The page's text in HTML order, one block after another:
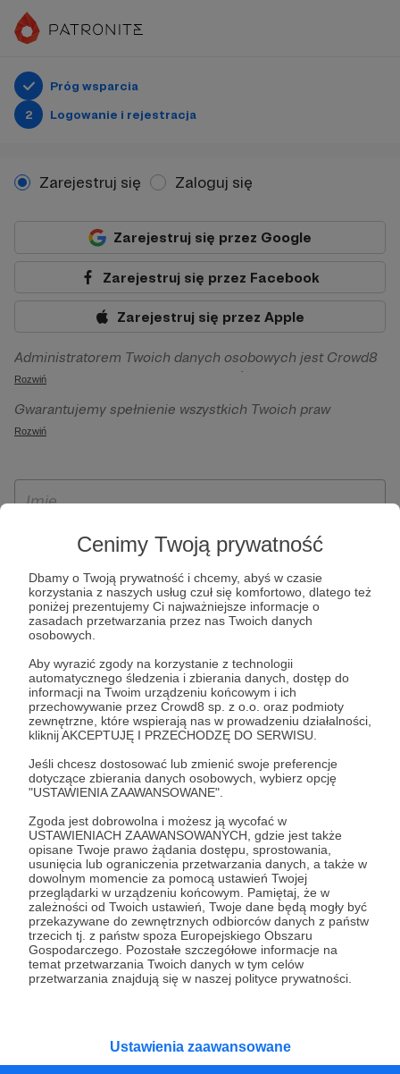
Cenimy Twoją prywatność
Dbamy o Twoją prywatność i chcemy, abyś w czasie
korzystania z naszych usług czuł się komfortowo, dlatego też
poniżej prezentujemy Ci najważniejsze informacje o
zasadach przetwarzania przez nas Twoich danych
osobowych.
Aby wyrazić zgody na korzystanie z technologii
automatycznego śledzenia i zbierania danych, dostęp do
informacji na Twoim urządzeniu końcowym i ich
przechowywanie przez Crowd8 sp. z o.o. oraz podmioty
zewnętrzne, które wspierają nas w prowadzeniu działalności,
kliknij AKCEPTUJĘ I PRZECHODZĘ DO SERWISU.
Jeśli chcesz dostosować lub zmienić swoje preferencje
dotyczące zbierania danych osobowych, wybierz opcję
"USTAWIENIA ZAAWANSOWANE".
Zgoda jest dobrowolna i możesz ją wycofać w
USTAWIENIACH ZAAWANSOWANYCH, gdzie jest także
opisane Twoje prawo żądania dostępu, sprostowania,
usunięcia lub ograniczenia przetwarzania danych, a także w
dowolnym momencie za pomocą ustawień Twojej
przeglądarki w urządzeniu końcowym. Pamiętaj, że w
zależności od Twoich ustawień, Twoje dane będą mogły być
przekazywane do zewnętrznych odbiorców danych z państw
trzecich tj. z państw spoza Europejskiego Obszaru
Gospodarczego. Pozostałe szczegółowe informacje na
temat przetwarzania Twoich danych w tym celów
przetwarzania znajdują się w naszej polityce prywatności.
Ustawienia zaawansowane
Próg wsparcia
2
Logowanie i rejestracja
Zarejestruj się Zaloguj się
Zarejestruj się przez Google
Zarejestruj się przez Facebook
Zarejestruj się przez Apple
Administratorem Twoich danych osobowych jest Crowd8
sp. z o.o. z siedziba w Warszawie, ul. Żwirki i Wigury 16, 02-
092 Warszawa. Twoje dane osobowe będą przetwarzane w
szczególności w celu wykonania umowy zawartej z Tobą, w
Patronite.pl, w tym możliwości dokonywania oraz
otrzymywania wsparcia na naszej platformie oraz
Rozwiń
Gwarantujemy spełnienie wszystkich Twoich praw
wynikających z ogólnego rozporządzenia o ochronie
ich przenoszenia, niepodlegania zautomatyzowanemu
wyrażenia sprzeciwu wobec przetwarzania Twoich danych
osobowych. Rejestracja dla osób niepełnoletnich możliwa
jest po przekazaniu podpisanego formularza "Zgodna na
założenie konta przez osobę niepełnoletnią", formularz
dostępny jest na stronie regulaminu Patronite.pl.
Rozwiń
* Zapoznałem się i akceptujęRegulaminserwisu oraz
* Wyrażam zgodę na przetwarzanie moich danych
osobowych podanych w formularzu rejestracyjnym w celu
prawidłowego świadczenia usług serwisu Patronite.
Wyrażam zgodę na otrzymywanie drogą elektroniczną
informacji handlowych - newslettera. Opcja ta może zostać
zmieniona w ustawieniach konta.